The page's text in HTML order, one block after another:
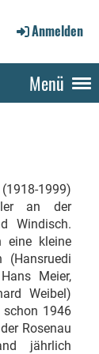
Anmelden
Menü
1999)
an der
Windisch.
eine kleine
(Hansruedi
Meier,
Weibel)
schon 1946
Rosenau
jährlich